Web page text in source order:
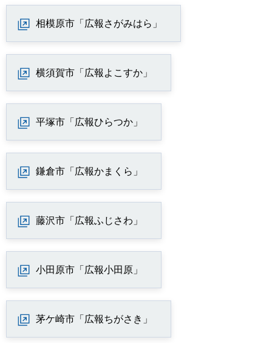
相模原市「広報さがみはら」
横須賀市「広報よこすか」
平塚市「広報ひらつか」
鎌倉市「広報かまくら」
藤沢市「広報ふじさわ」
小田原市「広報小田原」
茅ケ崎市「広報ちがさき」